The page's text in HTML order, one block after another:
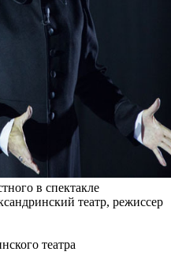
в спектакле
театр, режиссер
театра